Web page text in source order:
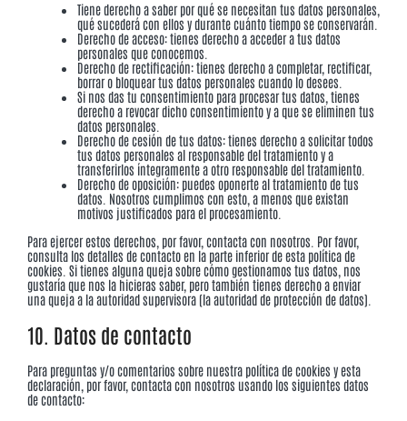
Tiene derecho a saber por qué se necesitan tus datos personales,
qué sucederá con ellos y durante cuánto tiempo se conservarán.
Derecho de acceso: tienes derecho a acceder a tus datos
personales que conocemos.
Derecho de rectificación: tienes derecho a completar, rectificar,
borrar o bloquear tus datos personales cuando lo desees.
Si nos das tu consentimiento para procesar tus datos, tienes
derecho a revocar dicho consentimiento y a que se eliminen tus
datos personales.
Derecho de cesión de tus datos: tienes derecho a solicitar todos
tus datos personales al responsable del tratamiento y a
transferirlos íntegramente a otro responsable del tratamiento.
Derecho de oposición: puedes oponerte al tratamiento de tus
datos. Nosotros cumplimos con esto, a menos que existan
motivos justificados para el procesamiento.
Para ejercer estos derechos, por favor, contacta con nosotros. Por favor,
consulta los detalles de contacto en la parte inferior de esta política de
cookies. Si tienes alguna queja sobre cómo gestionamos tus datos, nos
gustaría que nos la hicieras saber, pero también tienes derecho a enviar
una queja a la autoridad supervisora (la autoridad de protección de datos).
10. Datos de contacto
Para preguntas y/o comentarios sobre nuestra política de cookies y esta
declaración, por favor, contacta con nosotros usando los siguientes datos
de contacto: